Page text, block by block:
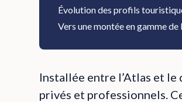
Évolution des profils
Vers une montée en gamme de
Installée entre l’Atlas et
privés et professionnels.